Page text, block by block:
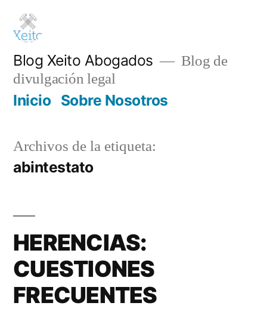
Saltar
contenido
Blog Xeito Abogados
Blog de
divulgación legal
Inicio Sobre Nosotros
Archivos de la etiqueta:
abintestato
HERENCIAS:
CUESTIONES
FRECUENTES